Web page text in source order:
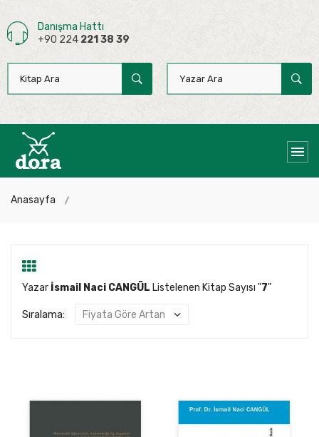
Danışma Hattı
+90 224 221 38 39
Anasayfa
Yazar İsmail Naci CANGÜL Listelenen Kitap Sayısı "7"
Sıralama: